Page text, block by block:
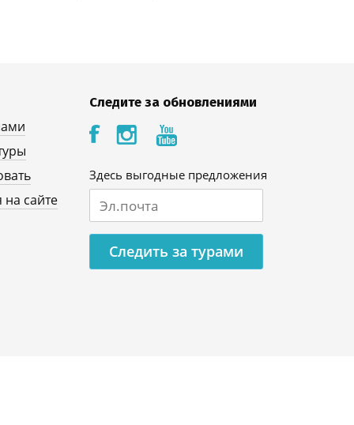
на сайте
Следите за обновлениями
Здесь выгодные предложения
Следить за турами